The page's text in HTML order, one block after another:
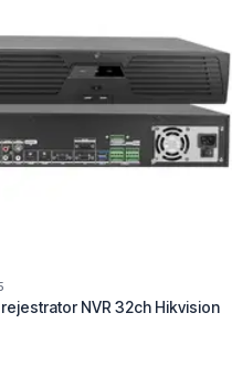
NVR 32ch Hikvision